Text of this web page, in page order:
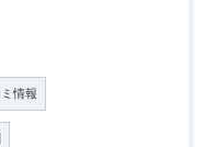
情報